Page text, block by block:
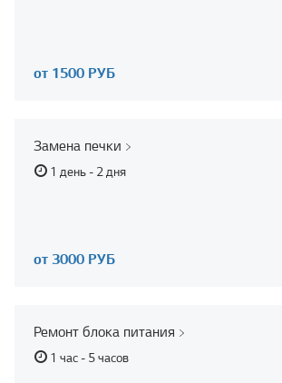
от 1500 РУБ
Замена печки
1 день - 2 дня
от 3000 РУБ
Ремонт блока питания
1 час - 5 часов